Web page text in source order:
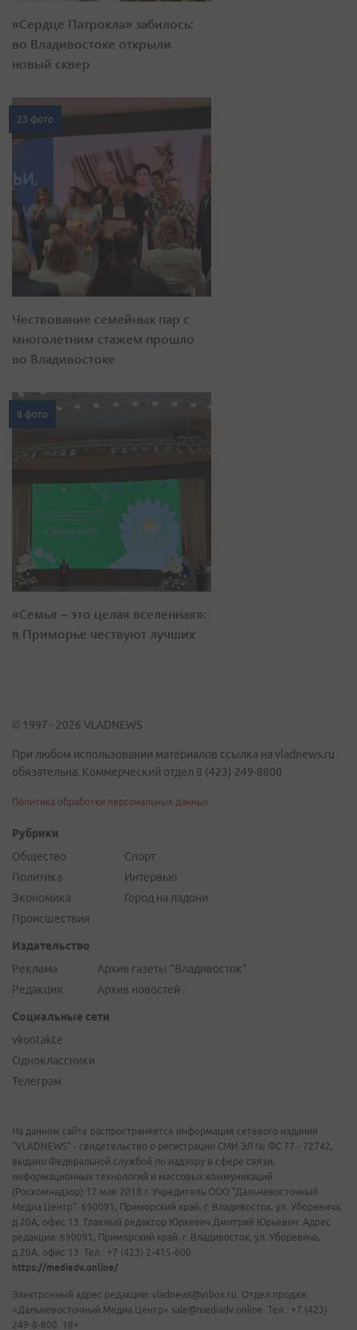
«Сердце Патрокла» забилось:
во Владивостоке открыли
новый сквер
23 фото
Чествование семейных пар с
многолетним стажем прошло
во Владивостоке
8 фото
«Семья – это целая вселенная»:
в Приморье чествуют лучших
© 1997 - 2026 VLADNEWS
При любом использовании материалов ссылка на vladnews.ru
обязательна. Коммерческий отдел 8 (423) 249-8800
Политика обработки персональных данных
Рубрики
Общество
Политика
Экономика
Происшествия
Спорт
Интервью
Город на ладони
Издательство
Реклама
Редакция
Архив газеты "Владивосток"
Архив новостей
Социальные сети
vkontakte
Одноклассники
Телеграм
На данном сайте распространяется информация сетевого издания
"VLADNEWS" - свидетельство о регистрации СМИ ЭЛ № ФС 77 - 72742,
выдано Федеральной службой по надзору в сфере связи,
информационных технологий и массовых коммуникаций
(Роскомнадзор) 17 мая 2018 г. Учредитель ООО "Дальневосточный
Медиа Центр". 690091, Приморский край, г. Владивосток, ул. Уборевича,
д.20А, офис 13. Главный редактор Юркевич Дмитрий Юрьевич. Адрес
редакции: 690091, Приморский край, г. Владивосток, ул. Уборевича,
д.20А, офис 13. Тел.: +7 (423) 2-415-600.
https://mediadv.online/
Электронный адрес редакции: vladnews@inbox.ru. Отдел продаж
«Дальневосточный Медиа Центр» sale@mediadv.online. Тел.: +7 (423)
249-8-800. 18+